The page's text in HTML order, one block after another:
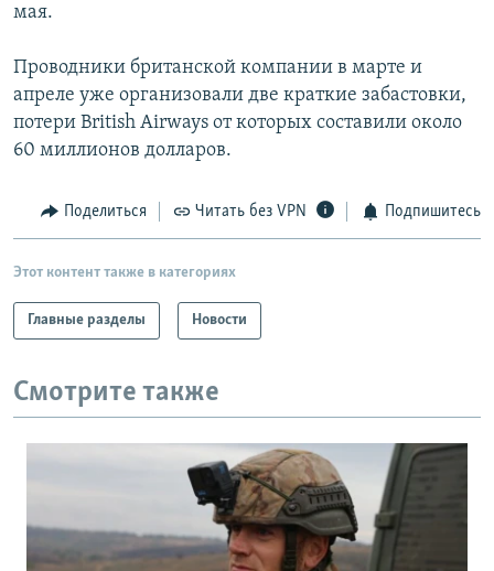
СОЦИАЛЬНЫЕ СЕТИ
Все сайты РСЕ/РС
мая.
Проводники британской компании в марте и
апреле уже организовали две краткие забастовки,
потери British Airways от которых составили около
60 миллионов долларов.
Поделиться Читать без VPN Подпишитесь
Этот контент также в категориях
Главные разделы Новости
Смотрите также